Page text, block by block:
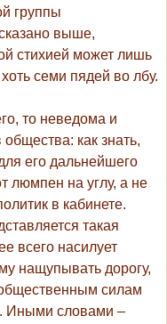
группы
выше,
стихией может лишь
семи пядей во лбу.
то неведома и
как знать,
его дальнейшего
люмпен на углу, а не
в кабинете.
такая
всего насилует
нащупывать дорогу,
силам
Иными словами –